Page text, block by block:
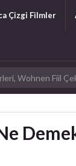
Çizgi Filmler